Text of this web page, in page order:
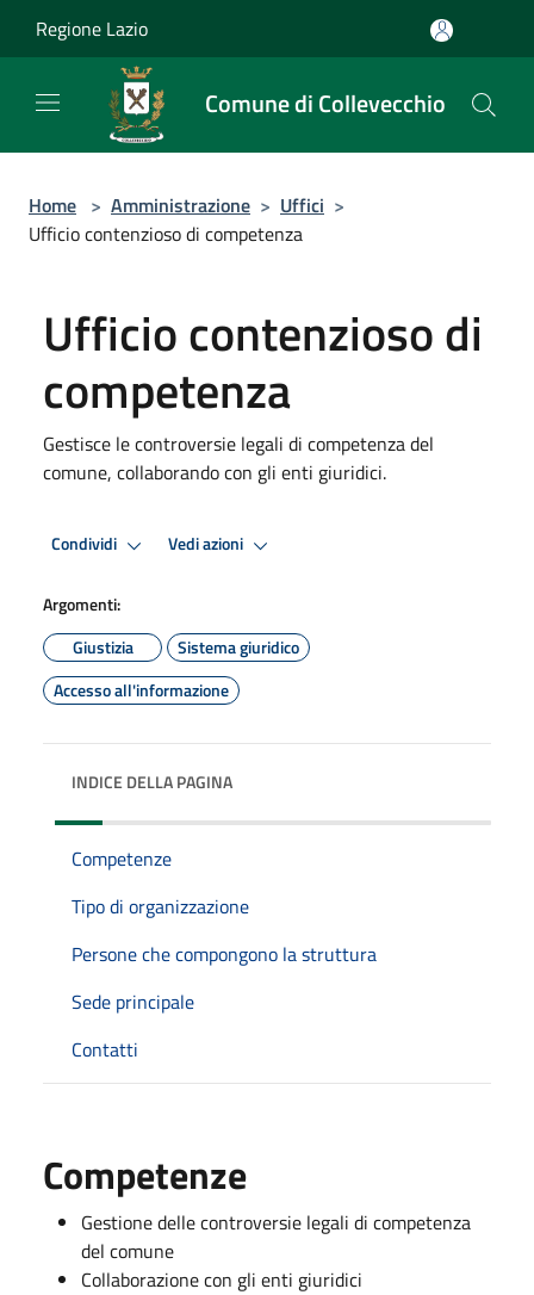
Regione Lazio
Comune di Collevecchio
Home > Amministrazione > Uffici >
Ufficio contenzioso di competenza
Ufficio contenzioso di
competenza
Gestisce le controversie legali di competenza del
comune, collaborando con gli enti giuridici.
Condividi Vedi azioni
Argomenti:
Giustizia
Sistema giuridico
Accesso all'informazione
INDICE DELLA PAGINA
Competenze
Tipo di organizzazione
Persone che compongono la struttura
Sede principale
Contatti
Competenze
Gestione delle controversie legali di competenza
del comune
Collaborazione con gli enti giuridici